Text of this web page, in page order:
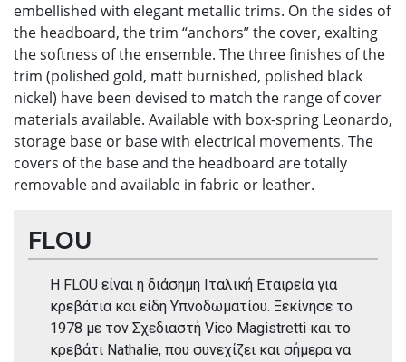
embellished with elegant metallic trims. On the sides of
the headboard, the trim “anchors” the cover, exalting
the softness of the ensemble. The three finishes of the
trim (polished gold, matt burnished, polished black
nickel) have been devised to match the range of cover
materials available. Available with box-spring Leonardo,
storage base or base with electrical movements. The
covers of the base and the headboard are totally
removable and available in fabric or leather.
FLOU
Η FLOU είναι η διάσημη Ιταλική Εταιρεία για
κρεβάτια και είδη Υπνοδωματίου. Ξεκίνησε το
1978 με τον Σχεδιαστή Vico Magistretti και το
κρεβάτι Nathalie, που συνεχίζει και σήμερα να